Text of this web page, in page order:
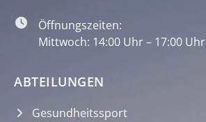
Öffnungszeiten:
Mittwoch: 14:00 Uhr – 17:00 Uhr
ABTEILUNGEN
Gesundheitssport